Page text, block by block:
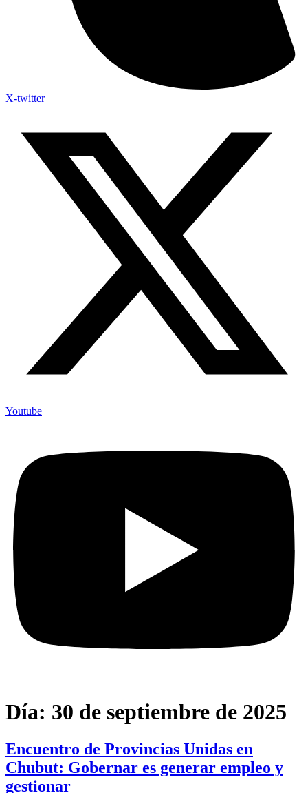
X-twitter
Youtube
Día: 30 de septiembre de 2025
Encuentro de Provincias Unidas en
Chubut: Gobernar es generar empleo y
gestionar